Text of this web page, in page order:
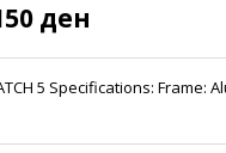
ден
5 Specifications: Frame: